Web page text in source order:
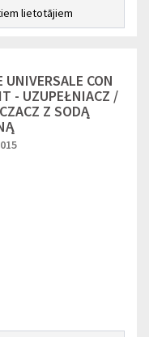
lietotājiem
UNIVERSALE CON
- UZUPEŁNIACZ /
Z SODĄ